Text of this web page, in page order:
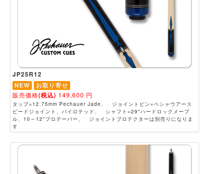
JP25R12
NEW
お取り寄せ
販売価格(税込) 149,600 円
タップ=12.75mm Pechauer Jade、 ジョイントピン=ペシャウアース
ピードジョイント、パイロテッド、 シャフト=29"ハードロックメープ
ル、10～12"プロテーパー、 ジョイントプロテクターは別売りになりま
す